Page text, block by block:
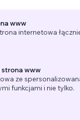
www
internetowa
www
ze
funkcjami i nie tylko.